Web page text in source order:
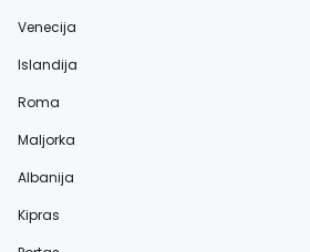
Venecija
Islandija
Roma
Maljorka
Albanija
Kipras